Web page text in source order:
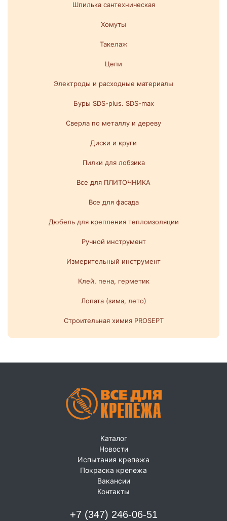
Шпилька сантехническая
Хомуты
Такелаж
Цепи
Электроды и расходные материалы
Буры SDS-plus. SDS-max
Сверла по металлу и дереву
Диски и круги
Пилки для лобзика
Все для ПЛИТОЧНИКА
Все для фасада
Дюбель для крепления теплоизоляции
Ручной инструмент
Измерительный инструмент
Клей, пена, герметик
Лопата (зима, лето)
Строительная химия PROSEPT
Каталог
Новости
Испытания крепежа
Покраска крепежа
Вакансии
Контакты
+7 (347) 246-06-51